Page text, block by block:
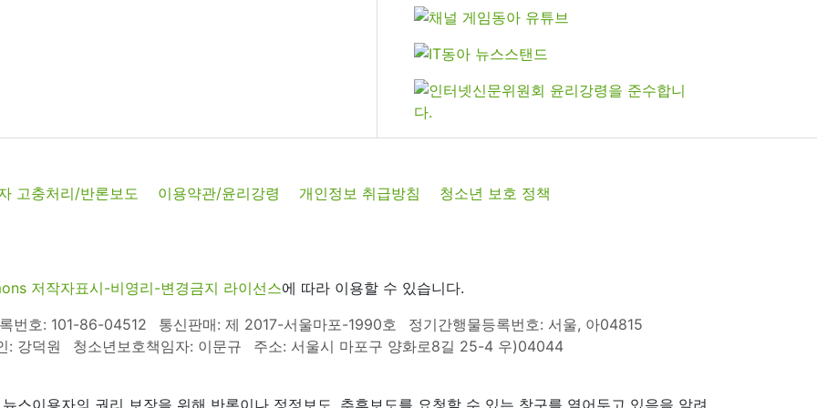
고충처리/반론보도 이용약관/윤리강령 개인정보 취급방침 청소년 보호 정책
저작자표시-비영리-변경금지 라이선스에 따라 이용할 수 있습니다.
번호: 101-86-04512
통신판매: 제 2017-서울마포-1990호
정기간행물등록번호: 서울, 아04815
: 강덕원
청소년보호책임자: 이문규 주소: 서울시 마포구 양화로8길 25-4 우)04044
스이용자의 권리 보장을 위해 반론이나 정정보도, 추후보도를 요청할 수 있는 창구를 열어두고 있음을 알려